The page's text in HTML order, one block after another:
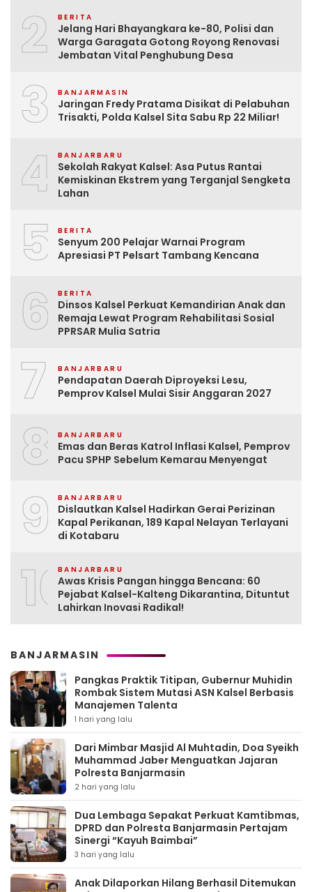
2 BERITA
Jelang Hari Bhayangkara ke-80, Polisi dan
Warga Garagata Gotong Royong Renovasi
Jembatan Vital Penghubung Desa
3 BANJARMASIN
Jaringan Fredy Pratama Disikat di Pelabuhan
Trisakti, Polda Kalsel Sita Sabu Rp 22 Miliar!
4 BANJARBARU
Sekolah Rakyat Kalsel: Asa Putus Rantai
Kemiskinan Ekstrem yang Terganjal Sengketa
Lahan
5 BERITA
Senyum 200 Pelajar Warnai Program
Apresiasi PT Pelsart Tambang Kencana
6 BERITA
Dinsos Kalsel Perkuat Kemandirian Anak dan
Remaja Lewat Program Rehabilitasi Sosial
PPRSAR Mulia Satria
7 BANJARBARU
Pendapatan Daerah Diproyeksi Lesu,
Pemprov Kalsel Mulai Sisir Anggaran 2027
8 BANJARBARU
Emas dan Beras Katrol Inflasi Kalsel, Pemprov
Pacu SPHP Sebelum Kemarau Menyengat
9 BANJARBARU
Dislautkan Kalsel Hadirkan Gerai Perizinan
Kapal Perikanan, 189 Kapal Nelayan Terlayani
di Kotabaru
10BANJARBARU
Awas Krisis Pangan hingga Bencana: 60
Pejabat Kalsel-Kalteng Dikarantina, Dituntut
Lahirkan Inovasi Radikal!
BANJARMASIN
Pangkas Praktik Titipan, Gubernur Muhidin
Rombak Sistem Mutasi ASN Kalsel Berbasis
Manajemen Talenta
1 hari yang lalu
Dari Mimbar Masjid Al Muhtadin, Doa Syeikh
Muhammad Jaber Menguatkan Jajaran
Polresta Banjarmasin
2 hari yang lalu
Dua Lembaga Sepakat Perkuat Kamtibmas,
DPRD dan Polresta Banjarmasin Pertajam
Sinergi “Kayuh Baimbai”
3 hari yang lalu
Anak Dilaporkan Hilang Berhasil Ditemukan